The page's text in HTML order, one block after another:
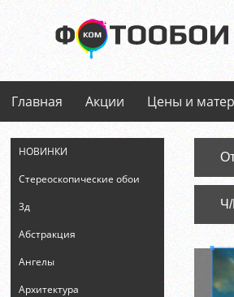
Главная Акции Цены и
НОВИНКИ
Стереоскопические обои
3д
Абстракция
Ангелы
Архитектура